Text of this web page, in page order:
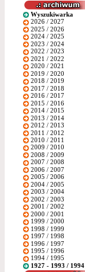
Wyszukiwarka
2026 / 2027
2025 / 2026
2024 / 2025
2023 / 2024
2022 / 2023
2021 / 2022
2020 / 2021
2019 / 2020
2018 / 2019
2017 / 2018
2016 / 2017
2015 / 2016
2014 / 2015
2013 / 2014
2012 / 2013
2011 / 2012
2010 / 2011
2009 / 2010
2008 / 2009
2007 / 2008
2006 / 2007
2005 / 2006
2004 / 2005
2003 / 2004
2002 / 2003
2001 / 2002
2000 / 2001
1999 / 2000
1998 / 1999
1997 / 1998
1996 / 1997
1995 / 1996
1994 / 1995
1927 - 1993 / 1994